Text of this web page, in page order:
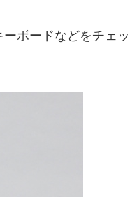
ボードなどをチェッ